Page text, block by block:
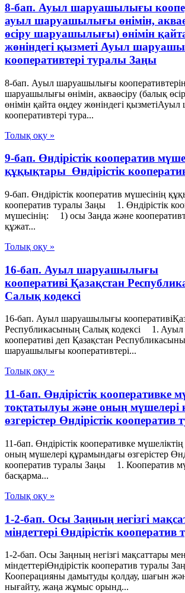
8-бап. Ауыл шаруашылығы
ауыл шаруашылығы өнімін,
өсіру шаруашылығы) өнімін
жөніндегі қызметі Ауыл
кооперативтері туралы Заңы
8-бап. Ауыл шаруашылығы
шаруашылығы өнімін, акваөсіру (балық
өнімін қайта өңдеу жөніндегі
кооперативтері тура...
Толық оқу »
9-бап. Өндiрiстiк кооператив
құқықтары Өндiрiстiк
9-бап. Өндiрiстiк кооператив мүшесiнiң
кооператив туралы Заңы 1. Өндiрiстiк
мүшесiнiң: 1) осы Заңда және
құжат...
Толық оқу »
16-бап. Ауыл шаруашылығы
кооперативі Қазақстан
Салық кодексі
16-бап. Ауыл шаруашылығы
Республикасының Салық кодексі 1.
кооперативі деп Қазақстан
шаруашылығы кооперативтері...
Толық оқу »
11-бап. Өндiрiстiк кооперативке
тоқтатылуы және оның мүшелерi
өзгерiстер Өндiрiстiк кооператив
11-бап. Өндiрiстiк кооперативке
оның мүшелерi құрамындағы өзгерiстер
кооператив туралы Заңы 1. Кооператив
басқарма...
Толық оқу »
1-2-бап. Осы Заңның негізгі
міндеттері Өндiрiстiк
1-2-бап. Осы Заңның негізгі мақсаттары мен
міндеттеріӨндiрiстiк кооператив туралы
Кооперацияны дамытуды қолдау, шағын
нығайту, жаңа жұмыс орынд...